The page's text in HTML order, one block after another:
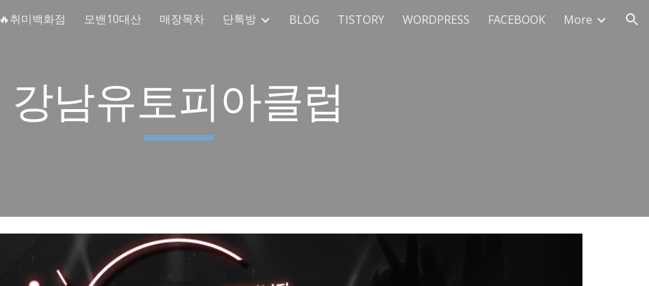
Skip to main content Skip to navigation
🔥취미백화점 모밴10대산 매장목차 단톡방 BLOG TISTORY WORDPRESS FACEBOOK More
강남유토피아클럽